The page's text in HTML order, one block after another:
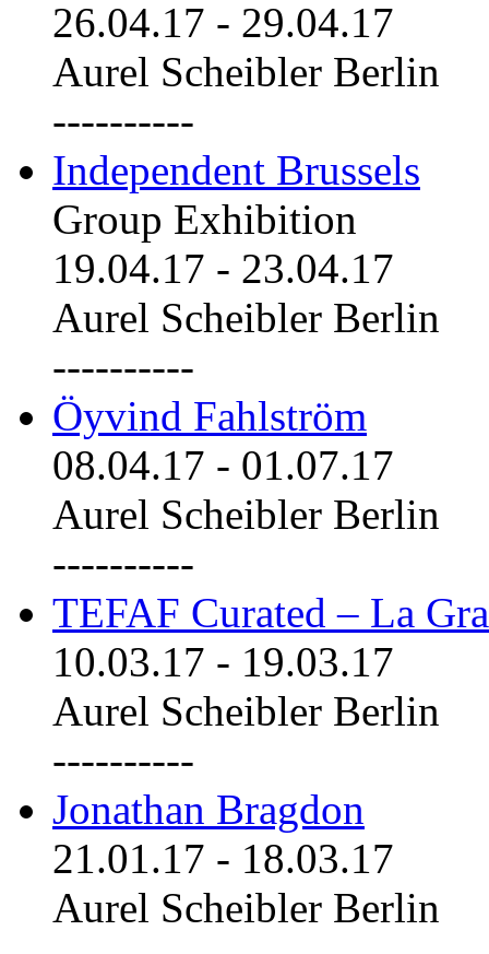
26.04.17 - 29.04.17
Aurel Scheibler Berlin
----------
Independent Brussels
Group Exhibition
19.04.17 - 23.04.17
Aurel Scheibler Berlin
----------
Öyvind Fahlström
08.04.17 - 01.07.17
Aurel Scheibler Berlin
----------
TEFAF Curated – La
10.03.17 - 19.03.17
Aurel Scheibler Berlin
----------
Jonathan Bragdon
21.01.17 - 18.03.17
Aurel Scheibler Berlin